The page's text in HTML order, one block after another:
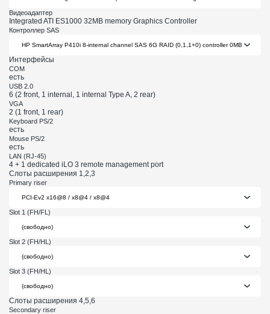
Видеоадаптер
Integrated ATI ES1000 32MB memory Graphics Controller
Контроллер SAS
Интерфейсы
COM
есть
USB 2.0
6 (2 front, 1 internal, 1 internal Type A, 2 rear)
VGA
2 (1 front, 1 rear)
Keyboard PS/2
есть
Mouse PS/2
есть
LAN (RJ-45)
4 + 1 dedicated iLO 3 remote management port
Слоты расширения 1,2,3
Primary riser
Slot 1 (FH/FL)
Slot 2 (FH/HL)
Slot 3 (FH/HL)
Слоты расширения 4,5,6
Secondary riser